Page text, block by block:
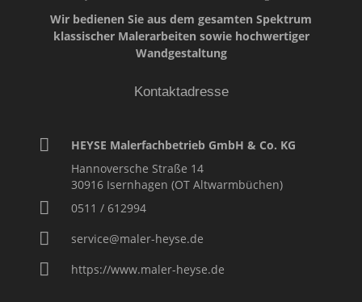
Wir bedienen Sie aus dem gesamten Spektrum
klassischer Malerarbeiten sowie hochwertiger
Wandgestaltung
Kontaktadresse
HEYSE Malerfachbetrieb GmbH & Co. KG
Hannoversche Straße 14
30916 Isernhagen (OT Altwarmbüchen)
0511 / 612994
service@maler-heyse.de
https://www.maler-heyse.de